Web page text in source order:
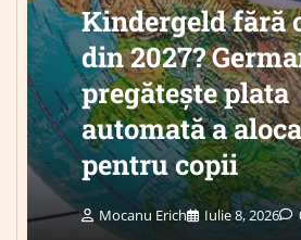
Kindergeld fără
din 2027?
pregătește plata
automată a
pentru copii
Mocanu Erich Iulie 8, 2026